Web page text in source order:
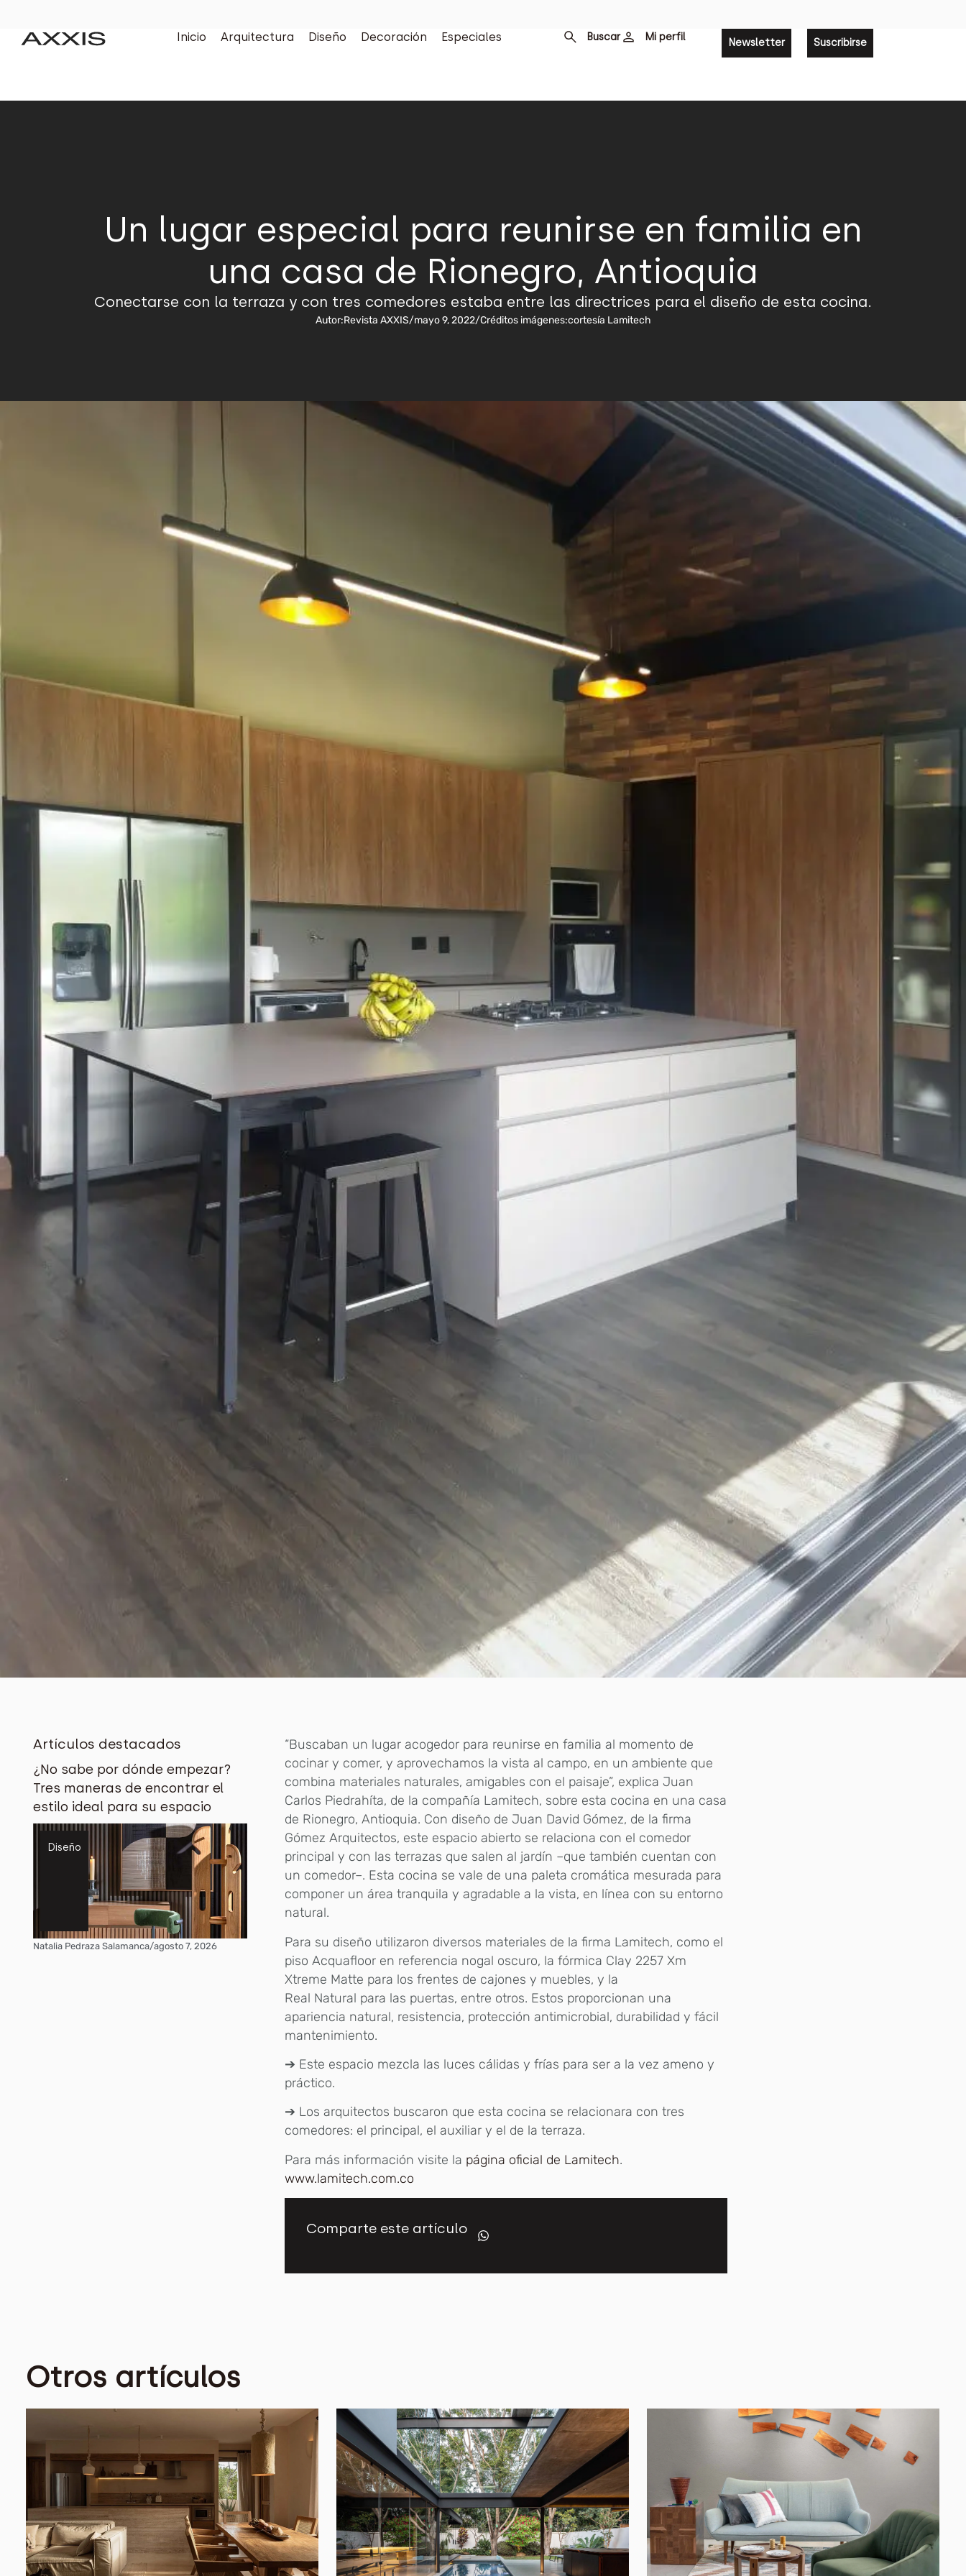
Inicio Arquitectura Diseño Decoración Especiales Buscar Mi perfil Newsletter Suscribirse
Un lugar especial para reunirse en familia en
una casa de Rionegro, Antioquia
Conectarse con la terraza y con tres comedores estaba entre las directrices para el diseño de esta cocina.
Autor:Revista AXXIS/mayo 9, 2022/Créditos imágenes:cortesía Lamitech
Artículos destacados
¿No sabe por dónde empezar?
Tres maneras de encontrar el
estilo ideal para su espacio
Diseño
Natalia Pedraza Salamanca/agosto 7, 2026
“Buscaban un lugar acogedor para reunirse en familia al momento de
cocinar y comer, y aprovechamos la vista al campo, en un ambiente que
combina materiales naturales, amigables con el paisaje”, explica Juan
Carlos Piedrahíta, de la compañía Lamitech, sobre esta cocina en una casa
de Rionegro, Antioquia. Con diseño de Juan David Gómez, de la firma
Gómez Arquitectos, este espacio abierto se relaciona con el comedor
principal y con las terrazas que salen al jardín –que también cuentan con
un comedor–. Esta cocina se vale de una paleta cromática mesurada para
componer un área tranquila y agradable a la vista, en línea con su entorno
natural.
Para su diseño utilizaron diversos materiales de la firma Lamitech, como el
piso Acquafloor en referencia nogal oscuro, la fórmica Clay 2257 Xm
Xtreme Matte para los frentes de cajones y muebles, y la
Real Natural para las puertas, entre otros. Estos proporcionan una
apariencia natural, resistencia, protección antimicrobial, durabilidad y fácil
mantenimiento.
➔ Este espacio mezcla las luces cálidas y frías para ser a la vez ameno y
práctico.
➔ Los arquitectos buscaron que esta cocina se relacionara con tres
comedores: el principal, el auxiliar y el de la terraza.
Para más información visite la página oficial de Lamitech.
www.lamitech.com.co
Comparte este artículo
Otros artículos